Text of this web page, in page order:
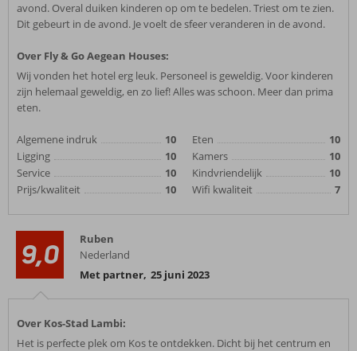
avond. Overal duiken kinderen op om te bedelen. Triest om te zien.
Dit gebeurt in de avond. Je voelt de sfeer veranderen in de avond.
Over Fly & Go Aegean Houses:
Wij vonden het hotel erg leuk. Personeel is geweldig. Voor kinderen
zijn helemaal geweldig, en zo lief! Alles was schoon. Meer dan prima
eten.
Algemene indruk
10
Ligging
10
Service
10
Prijs/kwaliteit
10
Eten
10
Kamers
10
Kindvriendelijk
10
Wifi kwaliteit
7
9,0
Ruben
Nederland
Met partner, 25 juni 2023
Over Kos-Stad Lambi:
Het is perfecte plek om Kos te ontdekken. Dicht bij het centrum en